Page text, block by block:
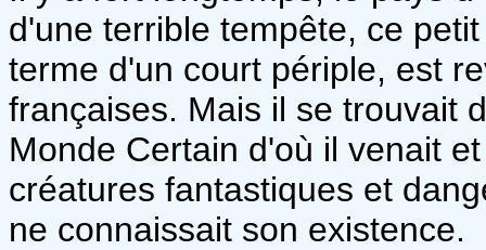
d'une terrible tempête, ce
terme d'un court périple, est
françaises. Mais il se trouvait
Monde Certain d'où il venait
créatures fantastiques et
ne connaissait son existence.